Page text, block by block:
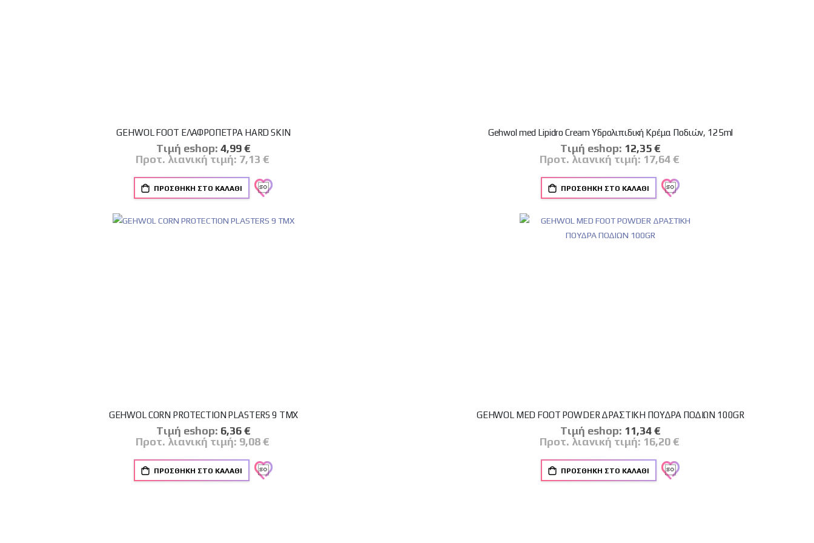
GEHWOL FOOT ΕΛΑΦΡΟΠΕΤΡΑ HARD SKIN
Tιμή eshop: Ειδική
Τιμή
4,99 €
Προτ. λιανική τιμή: 7,13 €
ΠΡΟΣΘΉΚΗ ΣΤΟ ΚΑΛΆΘΙ
Gehwol med Lipidro Cream Υδρολιπιδική Κρέμα Ποδιών, 125ml
Tιμή eshop: Ειδική
Τιμή
12,35 €
Προτ. λιανική τιμή: 17,64 €
ΠΡΟΣΘΉΚΗ ΣΤΟ ΚΑΛΆΘΙ
GEHWOL CORN PROTECTION PLASTERS 9 ΤΜΧ
Tιμή eshop: Ειδική
Τιμή
6,36 €
Προτ. λιανική τιμή: 9,08 €
ΠΡΟΣΘΉΚΗ ΣΤΟ ΚΑΛΆΘΙ
GEHWOL MED FOOT POWDER ΔΡΑΣΤΙΚΗ ΠΟΥΔΡΑ ΠΟΔΙΩΝ 100GR
Tιμή eshop: Ειδική
Τιμή
11,34 €
Προτ. λιανική τιμή: 16,20 €
ΠΡΟΣΘΉΚΗ ΣΤΟ ΚΑΛΆΘΙ